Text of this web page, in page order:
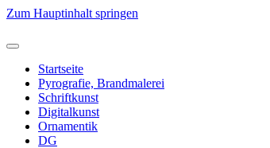
Zum Hauptinhalt springen
Startseite
Pyrografie, Brandmalerei
Schriftkunst
Digitalkunst
Ornamentik
DG